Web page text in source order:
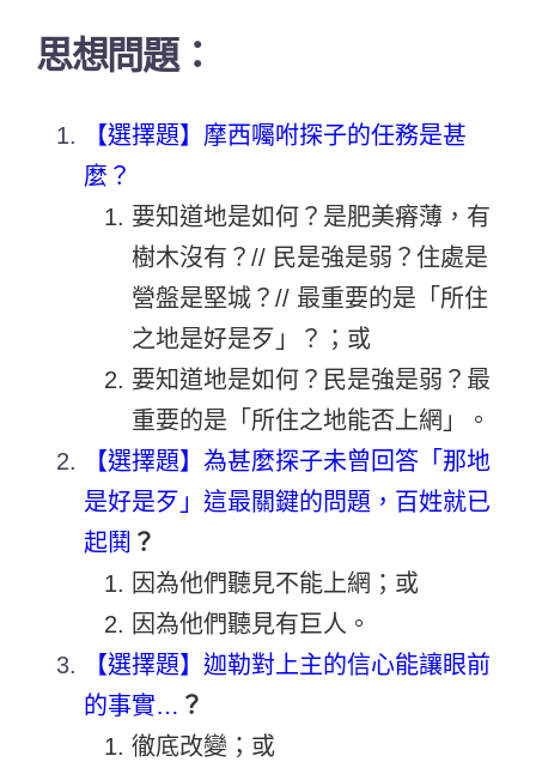
思想問題：
【選擇題】摩西囑咐探子的任務是甚
麼？
要知道地是如何？是肥美瘠薄，有
樹木沒有？// 民是強是弱？住處是
營盤是堅城？// 最重要的是「所住
之地是好是歹」？；或
要知道地是如何？民是強是弱？最
重要的是「所住之地能否上網」。
【選擇題】為甚麼探子未曾回答「那地
是好是歹」這最關鍵的問題，百姓就已
起鬨 ？
因為他們聽見不能上網；或
因為他們聽見有巨人。
【選擇題】迦勒對上主的信心能讓眼前
的事實… ？
徹底改變；或